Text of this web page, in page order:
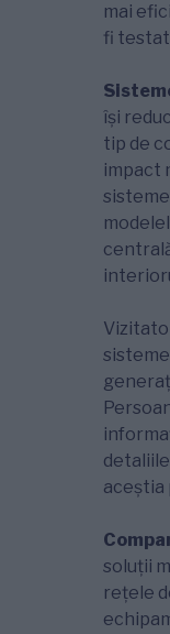
mai
fi
își
tip de
impact
aceștia
soluții
rețele